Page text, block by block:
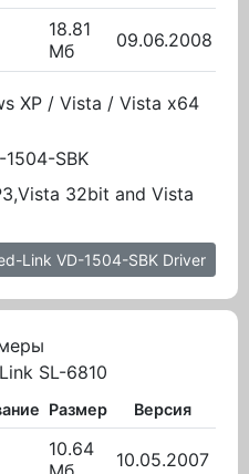
18.81
Мб
09.06.2008
XP / Vista / Vista x64
SBK
32bit and Vista
Link VD-1504-SBK Driver
SL-6810
Размер Версия
10.64
10.05.2007